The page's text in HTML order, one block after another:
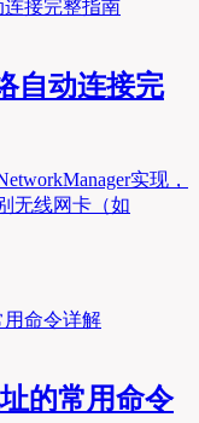
自动连接完
实现，
无线网卡（如
的常用命令